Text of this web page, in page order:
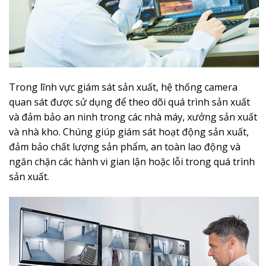
Trong lĩnh vực giám sát sản xuất, hệ thống camera
quan sát được sử dụng để theo dõi quá trình sản xuất
và đảm bảo an ninh trong các nhà máy, xưởng sản xuất
và nhà kho. Chúng giúp giám sát hoạt động sản xuất,
đảm bảo chất lượng sản phẩm, an toàn lao động và
ngăn chặn các hành vi gian lận hoặc lỗi trong quá trình
sản xuất.